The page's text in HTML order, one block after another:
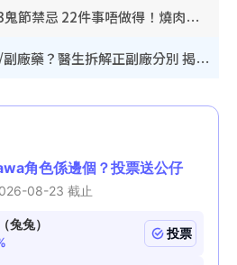
鬼門開2026｜8.13鬼節禁忌 22件事唔做得！燒肉、刺身要少食？半夜勿吹口哨/打呢個電話
網傳公院改用內地/副廠藥？醫生拆解正副廠分別 揭4類人換藥隨時出事